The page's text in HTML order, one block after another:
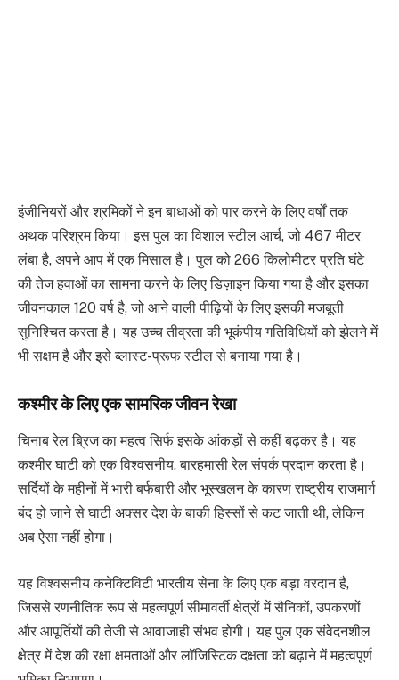
इंजीनियरों और श्रमिकों ने इन बाधाओं को पार करने के लिए वर्षों तक
अथक परिश्रम किया। इस पुल का विशाल स्टील आर्च, जो 467 मीटर
लंबा है, अपने आप में एक मिसाल है। पुल को 266 किलोमीटर प्रति घंटे
की तेज हवाओं का सामना करने के लिए डिज़ाइन किया गया है और इसका
जीवनकाल 120 वर्ष है, जो आने वाली पीढ़ियों के लिए इसकी मजबूती
सुनिश्चित करता है। यह उच्च तीव्रता की भूकंपीय गतिविधियों को झेलने में
भी सक्षम है और इसे ब्लास्ट-प्रूफ स्टील से बनाया गया है।
कश्मीर के लिए एक सामरिक जीवन रेखा
चिनाब रेल ब्रिज का महत्व सिर्फ इसके आंकड़ों से कहीं बढ़कर है। यह
कश्मीर घाटी को एक विश्वसनीय, बारहमासी रेल संपर्क प्रदान करता है।
सर्दियों के महीनों में भारी बर्फबारी और भूस्खलन के कारण राष्ट्रीय राजमार्ग
बंद हो जाने से घाटी अक्सर देश के बाकी हिस्सों से कट जाती थी, लेकिन
अब ऐसा नहीं होगा।
यह विश्वसनीय कनेक्टिविटी भारतीय सेना के लिए एक बड़ा वरदान है,
जिससे रणनीतिक रूप से महत्वपूर्ण सीमावर्ती क्षेत्रों में सैनिकों, उपकरणों
और आपूर्तियों की तेजी से आवाजाही संभव होगी। यह पुल एक संवेदनशील
क्षेत्र में देश की रक्षा क्षमताओं और लॉजिस्टिक दक्षता को बढ़ाने में महत्वपूर्ण